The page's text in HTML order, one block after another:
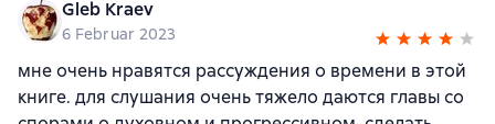
Gleb Kraev
6 Februar 2023
мне очень нравятся рассуждения о времени в этой
книге. для слушания очень тяжело даются главы со